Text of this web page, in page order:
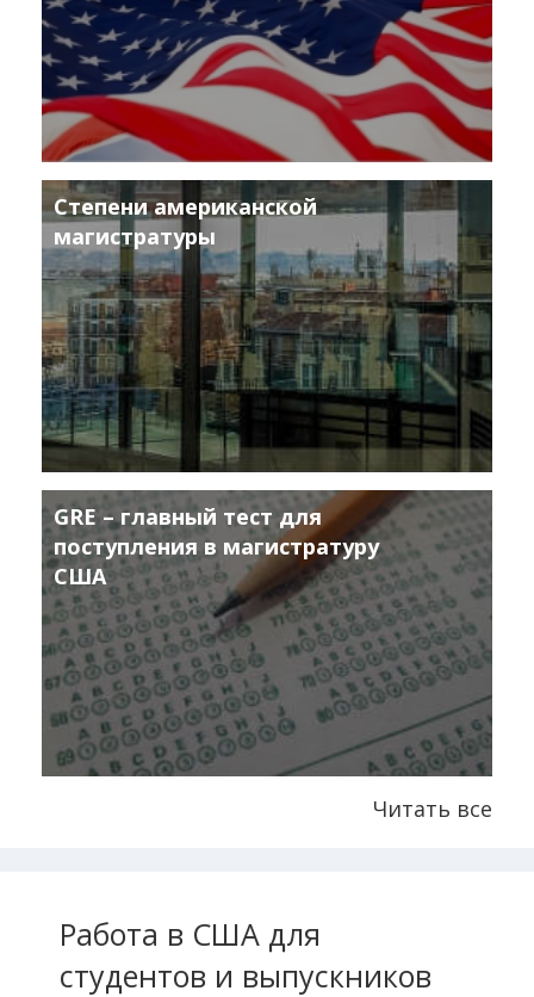
Степени американской
магистратуры
GRE – главный тест для
поступления в магистратуру
США
Читать все
Работа в США для
студентов и выпускников